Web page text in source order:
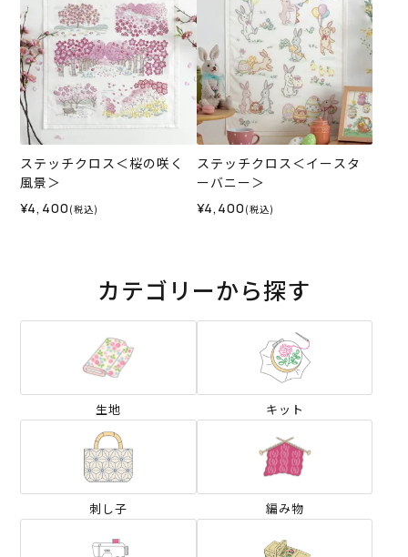
ステッチクロス＜桜の咲く
風景＞
¥4,400 (税込)
ステッチクロス＜イースタ
ーバニー＞
¥4,400 (税込)
カテゴリーから探す
生地 キット
刺し子 編み物